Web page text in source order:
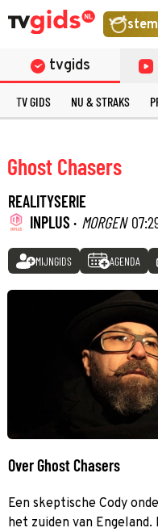
tvgids
TV GIDS NU & STRAKS
Ghost Chasers
REALITYSERIE
INPLUS · MORGEN
MIJNGIDS AGENDA
Over Ghost Chasers
Een skeptische Cody
het zuiden van